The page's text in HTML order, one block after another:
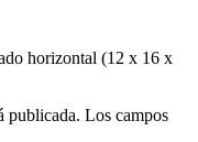
horizontal (12 x 16 x
publicada. Los campos